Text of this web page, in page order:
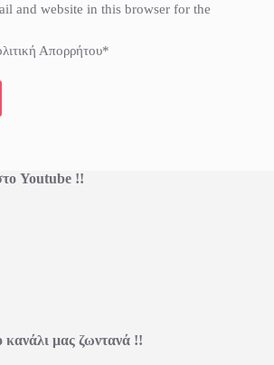
and website in this browser for the
Απορρήτου*
Youtube !!
μας ζωντανά !!